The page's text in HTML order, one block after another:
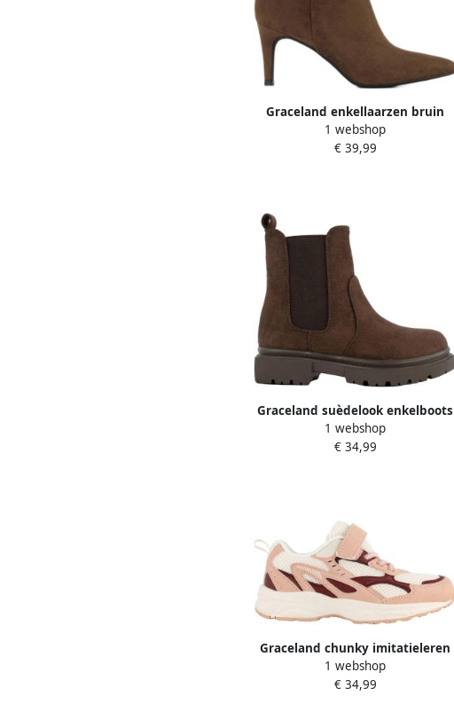
Graceland enkellaarzen bruin
1 webshop
€ 39,99
Graceland suèdelook enkelboots
bruin
1 webshop
€ 34,99
Graceland chunky imitatieleren
sneakers roze
1 webshop
€ 34,99